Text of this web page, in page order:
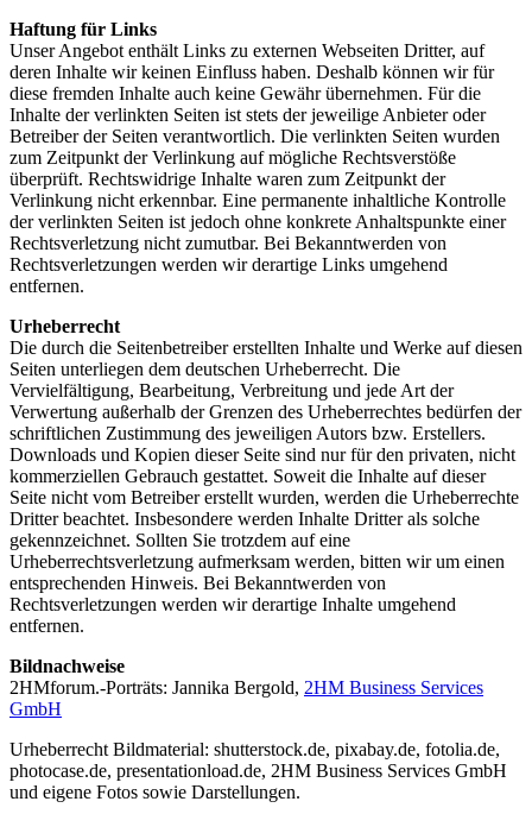
Haftung für Links
Unser Angebot enthält Links zu externen Webseiten Dritter, auf
deren Inhalte wir keinen Einfluss haben. Deshalb können wir für
diese fremden Inhalte auch keine Gewähr übernehmen. Für die
Inhalte der verlinkten Seiten ist stets der jeweilige Anbieter oder
Betreiber der Seiten verantwortlich. Die verlinkten Seiten wurden
zum Zeitpunkt der Verlinkung auf mögliche Rechtsverstöße
überprüft. Rechtswidrige Inhalte waren zum Zeitpunkt der
Verlinkung nicht erkennbar. Eine permanente inhaltliche Kontrolle
der verlinkten Seiten ist jedoch ohne konkrete Anhaltspunkte einer
Rechtsverletzung nicht zumutbar. Bei Bekanntwerden von
Rechtsverletzungen werden wir derartige Links umgehend
entfernen.
Urheberrecht
Die durch die Seitenbetreiber erstellten Inhalte und Werke auf diesen
Seiten unterliegen dem deutschen Urheberrecht. Die
Vervielfältigung, Bearbeitung, Verbreitung und jede Art der
Verwertung außerhalb der Grenzen des Urheberrechtes bedürfen der
schriftlichen Zustimmung des jeweiligen Autors bzw. Erstellers.
Downloads und Kopien dieser Seite sind nur für den privaten, nicht
kommerziellen Gebrauch gestattet. Soweit die Inhalte auf dieser
Seite nicht vom Betreiber erstellt wurden, werden die Urheberrechte
Dritter beachtet. Insbesondere werden Inhalte Dritter als solche
gekennzeichnet. Sollten Sie trotzdem auf eine
Urheberrechtsverletzung aufmerksam werden, bitten wir um einen
entsprechenden Hinweis. Bei Bekanntwerden von
Rechtsverletzungen werden wir derartige Inhalte umgehend
entfernen.
Bildnachweise
2HMforum.-Porträts: Jannika Bergold, 2HM Business Services
GmbH
Urheberrecht Bildmaterial: shutterstock.de, pixabay.de, fotolia.de,
photocase.de, presentationload.de, 2HM Business Services GmbH
und eigene Fotos sowie Darstellungen.